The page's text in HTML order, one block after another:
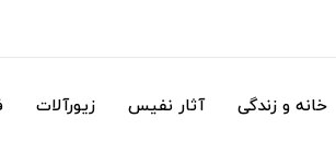
خانه و زندگی آثار نفیس زیورآلات